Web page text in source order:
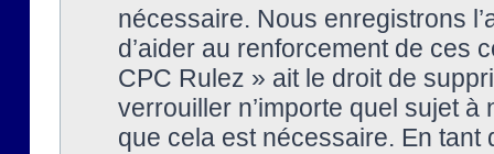
nécessaire. Nous enregistrons
d’aider au renforcement de ces
CPC Rulez » ait le droit de
verrouiller n’importe quel sujet à
que cela est nécessaire. En tant